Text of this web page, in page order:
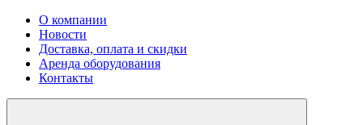
О компании
Новости
Доставка, оплата и скидки
Аренда оборудования
Контакты